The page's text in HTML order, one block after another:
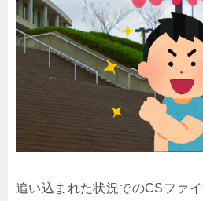
追い込まれた状況でのCSファ